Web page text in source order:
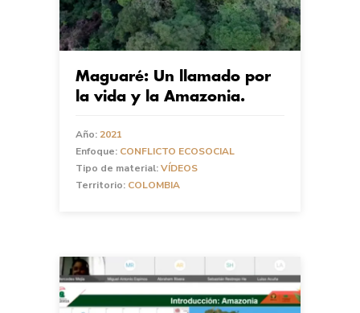
Maguaré: Un llamado por
la vida y la Amazonia.
Año: 2021
Enfoque: CONFLICTO ECOSOCIAL
Tipo de material:VÍDEOS
Territorio: COLOMBIA